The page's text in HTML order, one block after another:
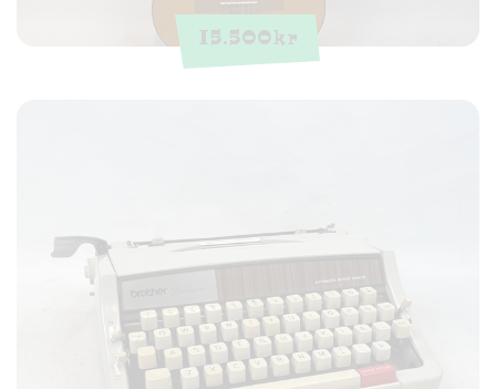
15.500kr